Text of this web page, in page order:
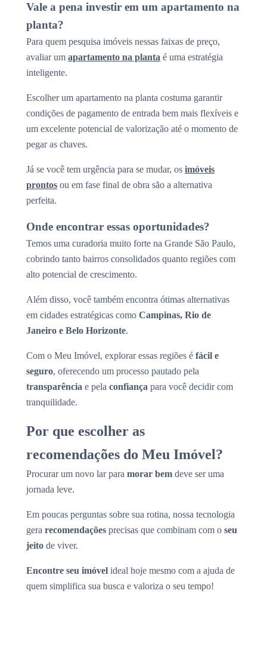
Vale a pena investir em um apartamento na
planta?
Para quem pesquisa imóveis nessas faixas de preço,
avaliar um apartamento na planta é uma estratégia
inteligente.
Escolher um apartamento na planta costuma garantir
condições de pagamento de entrada bem mais flexíveis e
um excelente potencial de valorização até o momento de
pegar as chaves.
Já se você tem urgência para se mudar, os imóveis
prontos ou em fase final de obra são a alternativa
perfeita.
Onde encontrar essas oportunidades?
Temos uma curadoria muito forte na Grande São Paulo,
cobrindo tanto bairros consolidados quanto regiões com
alto potencial de crescimento.
Além disso, você também encontra ótimas alternativas
em cidades estratégicas como Campinas, Rio de
Janeiro e Belo Horizonte.
Com o Meu Imóvel, explorar essas regiões é fácil e
seguro, oferecendo um processo pautado pela
transparência e pela confiança para você decidir com
tranquilidade.
Por que escolher as
recomendações do Meu Imóvel?
Procurar um novo lar para morar bem deve ser uma
jornada leve.
Em poucas perguntas sobre sua rotina, nossa tecnologia
gera recomendações precisas que combinam com o seu
jeito de viver.
Encontre seu imóvel ideal hoje mesmo com a ajuda de
quem simplifica sua busca e valoriza o seu tempo!